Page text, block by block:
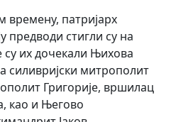
времену, патријарх
предводи стигли су на
су их дочекали Њихова
силивријски митрополит
Григорије, вршилац
као и Његово